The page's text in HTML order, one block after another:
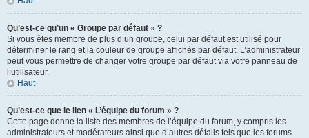
Qu’est-ce qu’un « Groupe par défaut » ?
Si vous êtes membre de plus d’un groupe, celui par défaut est utilisé pour
déterminer le rang et la couleur de groupe affichés par défaut. L’administrateur
peut vous permettre de changer votre groupe par défaut via votre panneau de
l’utilisateur.
Haut
Qu’est-ce que le lien « L’équipe du forum » ?
Cette page donne la liste des membres de l’équipe du forum, y compris les
administrateurs et modérateurs ainsi que d’autres détails tels que les forums